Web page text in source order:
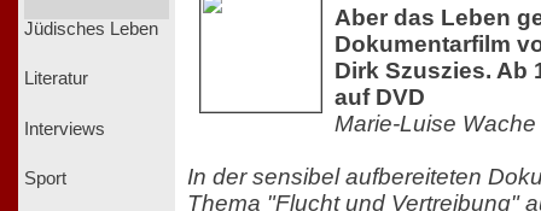
Jüdisches Leben
Literatur
Interviews
Sport
Aber das Leben
Dokumentarfilm
Dirk Szuszies. Ab
auf DVD
Marie-Luise Wache
In der sensibel aufbereiteten
Thema "Flucht und Vertreibung"